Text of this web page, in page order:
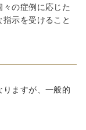
の症例に応じた
示を受けること
ますが、一般的